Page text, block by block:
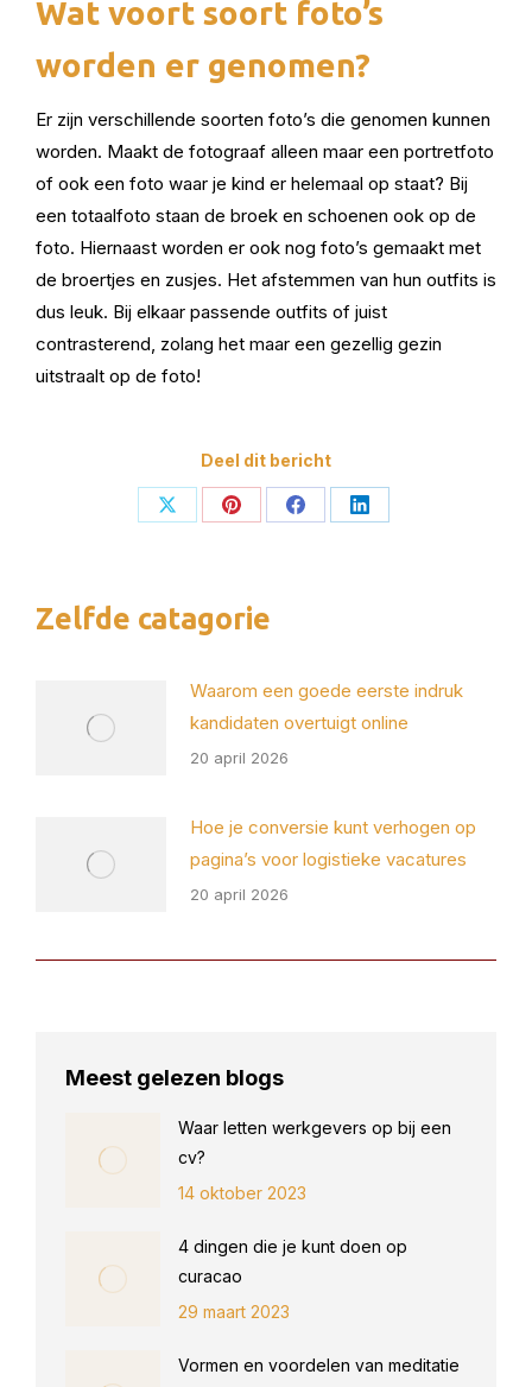
Wat voort soort foto’s
worden er genomen?
Er zijn verschillende soorten foto’s die genomen kunnen
worden. Maakt de fotograaf alleen maar een portretfoto
of ook een foto waar je kind er helemaal op staat? Bij
een totaalfoto staan de broek en schoenen ook op de
foto. Hiernaast worden er ook nog foto’s gemaakt met
de broertjes en zusjes. Het afstemmen van hun outfits is
dus leuk. Bij elkaar passende outfits of juist
contrasterend, zolang het maar een gezellig gezin
uitstraalt op de foto!
Deel dit bericht
Deel
Deel
Deel
Deel
Zelfde catagorie
Waarom een goede eerste indruk
kandidaten overtuigt online
20 april 2026
Hoe je conversie kunt verhogen op
pagina’s voor logistieke vacatures
20 april 2026
Meest gelezen blogs
Waar letten werkgevers op bij een
cv?
14 oktober 2023
4 dingen die je kunt doen op
curacao
29 maart 2023
Vormen en voordelen van meditatie